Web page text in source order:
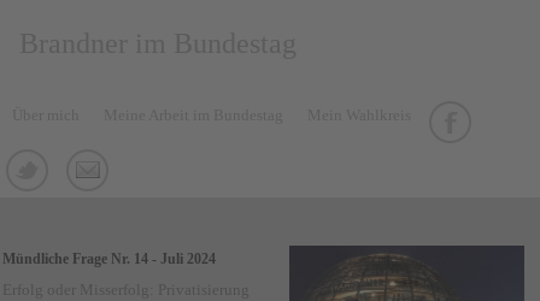
Mündliche Frage Nr. 14 - Juli 2024
Erfolg oder Misserfolg: Privatisierung